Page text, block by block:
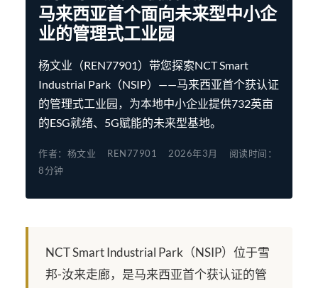
马来西亚首个面向未来型中小企
业的管理式工业园
杨文业（REN77901）带您探索NCT Smart
Industrial Park（NSIP）——马来西亚首个获认证
的管理式工业园，为本地中小企业提供732英亩
的ESG就绪、5G赋能的未来型基地。
作者：杨文业 REN77901 2026年3月
阅读时间：
8分钟
NCT Smart Industrial Park（NSIP）位于雪
邦-汝来走廊，是马来西亚首个获认证的管